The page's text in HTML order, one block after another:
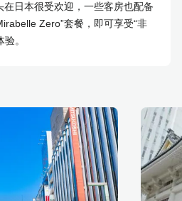
在日本很受欢迎，一些客房也配备
Zero”套餐，即可享受“非
。